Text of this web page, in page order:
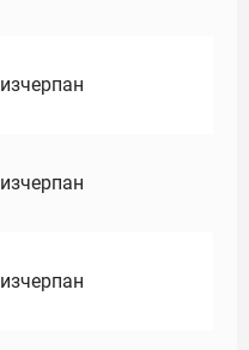
изчерпан
изчерпан
изчерпан